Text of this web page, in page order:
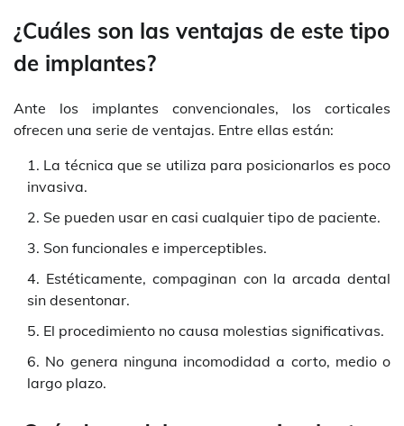
¿Cuáles son las ventajas de este tipo
de implantes?
Ante los implantes convencionales, los corticales
ofrecen una serie de ventajas. Entre ellas están:
La técnica que se utiliza para posicionarlos es poco
invasiva.
Se pueden usar en casi cualquier tipo de paciente.
Son funcionales e imperceptibles.
Estéticamente, compaginan con la arcada dental
sin desentonar.
El procedimiento no causa molestias significativas.
No genera ninguna incomodidad a corto, medio o
largo plazo.